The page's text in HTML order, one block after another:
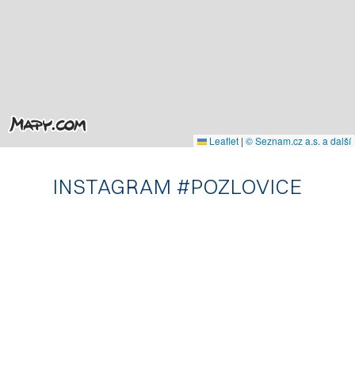
Leaflet | © Seznam.cz a.s. a další
INSTAGRAM #POZLOVICE